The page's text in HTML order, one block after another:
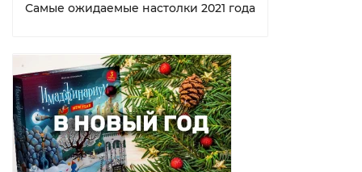
Самые ожидаемые настолки 2021 года